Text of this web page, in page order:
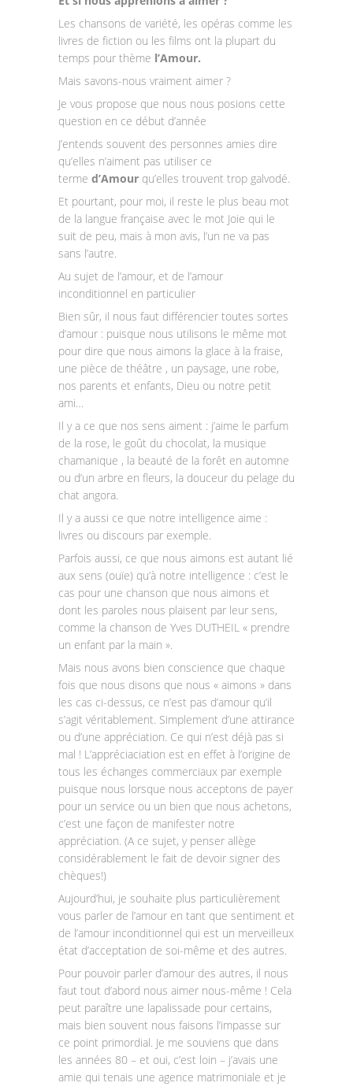
Les chansons de variété, les opéras comme les
livres de fiction ou les films ont la plupart du
temps pour thème l’Amour.
Mais savons-nous vraiment aimer ?
Je vous propose que nous nous posions cette
question en ce début d’année
J’entends souvent des personnes amies dire
qu’elles n’aiment pas utiliser ce
terme d’Amour qu’elles trouvent trop galvodé.
Et pourtant, pour moi, il reste le plus beau mot
de la langue française avec le mot Joie qui le
suit de peu, mais à mon avis, l’un ne va pas
sans l’autre.
Au sujet de l’amour, et de l’amour
inconditionnel en particulier
Bien sûr, il nous faut différencier toutes sortes
d’amour : puisque nous utilisons le même mot
pour dire que nous aimons la glace à la fraise,
une pièce de théâtre , un paysage, une robe,
nos parents et enfants, Dieu ou notre petit
ami…
Il y a ce que nos sens aiment : j’aime le parfum
de la rose, le goût du chocolat, la musique
chamanique , la beauté de la forêt en automne
ou d’un arbre en fleurs, la douceur du pelage du
chat angora.
Il y a aussi ce que notre intelligence aime :
livres ou discours par exemple.
Parfois aussi, ce que nous aimons est autant lié
aux sens (ouïe) qu’à notre intelligence : c’est le
cas pour une chanson que nous aimons et
dont les paroles nous plaisent par leur sens,
comme la chanson de Yves DUTHEIL « prendre
un enfant par la main ».
Mais nous avons bien conscience que chaque
fois que nous disons que nous « aimons » dans
les cas ci-dessus, ce n’est pas d’amour qu’il
s’agit véritablement. Simplement d’une attirance
ou d’une appréciation. Ce qui n’est déjà pas si
mal ! L’appréciaciation est en effet à l’origine de
tous les échanges commerciaux par exemple
puisque nous lorsque nous acceptons de payer
pour un service ou un bien que nous achetons,
c’est une façon de manifester notre
appréciation. (A ce sujet, y penser allège
considérablement le fait de devoir signer des
chèques!)
Aujourd’hui, je souhaite plus particulièrement
vous parler de l’amour en tant que sentiment et
de l’amour inconditionnel qui est un merveilleux
état d’acceptation de soi-même et des autres.
Pour pouvoir parler d’amour des autres, il nous
faut tout d’abord nous aimer nous-même ! Cela
peut paraître une lapalissade pour certains,
mais bien souvent nous faisons l’impasse sur
ce point primordial. Je me souviens que dans
les années 80 – et oui, c’est loin – j’avais une
amie qui tenais une agence matrimoniale et je